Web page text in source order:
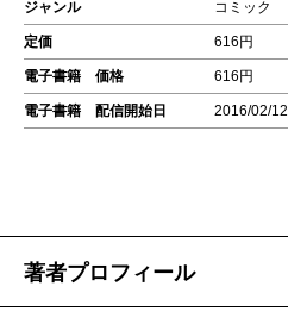
ジャンル コミック
定価 616円
電子書籍 価格 616円
電子書籍 配信開始日 2016/02/12
著者プロフィール